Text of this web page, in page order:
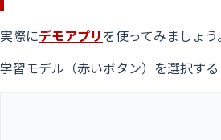
実際にデモアプリ を使ってみましょう
学習モデル（赤いボタン）を選択する